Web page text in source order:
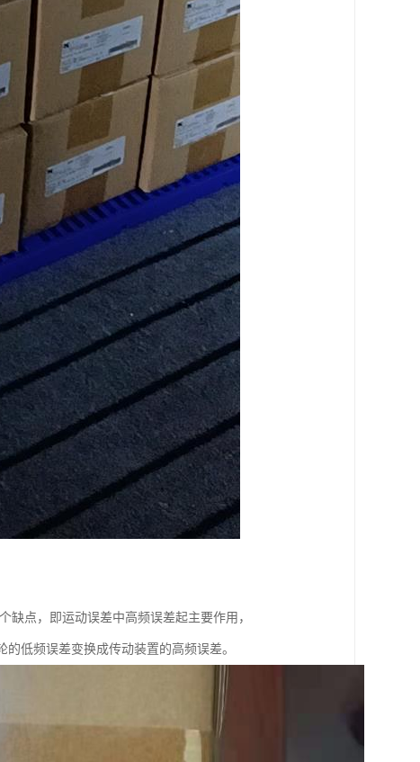
缺点，即运动误差中高频误差起主要作用，
低频误差变换成传动装置的高频误差。